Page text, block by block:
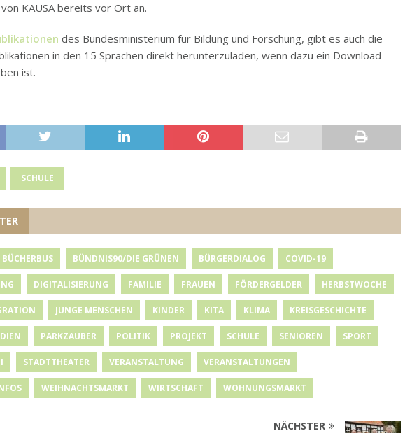
KAUSA bereits vor Ort an.
des Bundesministerium für Bildung und Forschung, gibt es auch die
in den 15 Sprachen direkt herunterzuladen, wenn dazu ein Download-
ist.
SCHULE
BÜCHERBUS BÜNDNIS90/DIE GRÜNEN BÜRGERDIALOG COVID-19
DIGITALISIERUNG FAMILIE FRAUEN FÖRDERGELDER HERBSTWOCHE
JUNGE MENSCHEN KINDER KITA KLIMA KREISGESCHICHTE
PARKZAUBER POLITIK PROJEKT SCHULE SENIOREN SPORT
STADTTHEATER VERANSTALTUNG VERANSTALTUNGEN
WEIHNACHTSMARKT WIRTSCHAFT WOHNUNGSMARKT
NÄCHSTER